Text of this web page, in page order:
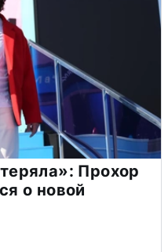
Прохор
о новой